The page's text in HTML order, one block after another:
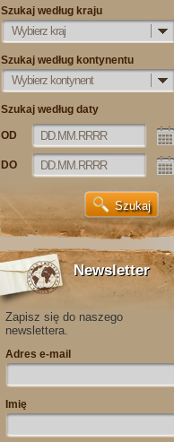
Szukaj według kraju
Wybierz kraj
Szukaj według kontynentu
Wybierz kontynent
Szukaj według daty
OD
DO
Newsletter
Zapisz się do naszego
newslettera.
Adres e-mail
Imię